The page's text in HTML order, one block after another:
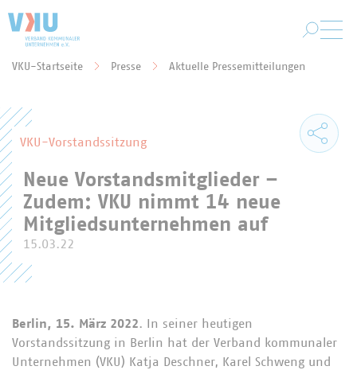
VKU-Startseite Presse Aktuelle Pressemitteilungen
VKU-Vorstandssitzung
Neue Vorstandsmitglieder –
Zudem: VKU nimmt 14 neue
Mitgliedsunternehmen auf
15.03.22
Berlin, 15. März 2022. In seiner heutigen
Vorstandssitzung in Berlin hat der Verband kommunaler
Unternehmen (VKU) Katja Deschner, Karel Schweng und